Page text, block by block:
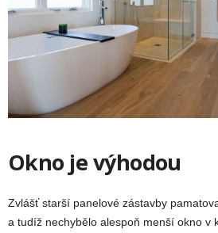
Okno je výhodou
Zvlášť starší panelové zástavby
a tudíž nechybělo alespoň menší okno v